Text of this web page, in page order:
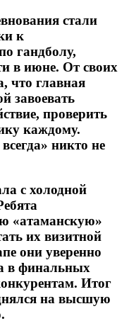
стали
к
гандболу,
в июне. От своих
что главная
завоевать
проверить
каждому.
никто не
с холодной
«атаманскую»
их визитной
они уверенно
в финальных
Итог
на высшую